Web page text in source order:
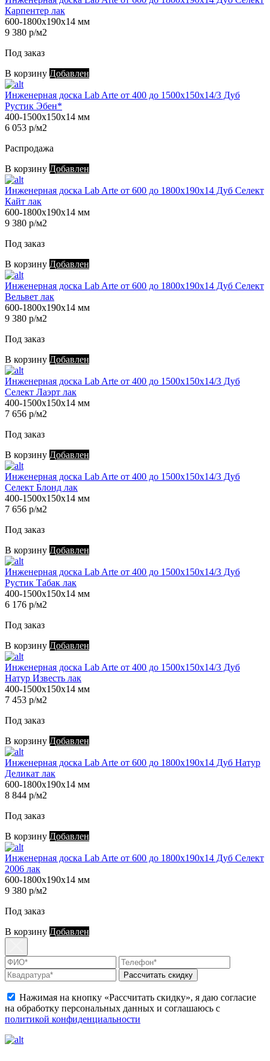
Карпентер лак
600-1800х190х14 мм
9 380 р/м2
Под заказ
В корзину Добавлен
Инженерная доска Lab Arte от 400 до 1500х150х14/3 Дуб
Рустик Эбен*
400-1500х150х14 мм
6 053 р/м2
Распродажа
В корзину Добавлен
Инженерная доска Lab Arte от 600 до 1800х190х14 Дуб Селект
Кайт лак
600-1800х190х14 мм
9 380 р/м2
Под заказ
В корзину Добавлен
Инженерная доска Lab Arte от 600 до 1800х190х14 Дуб Селект
Вельвет лак
600-1800х190х14 мм
9 380 р/м2
Под заказ
В корзину Добавлен
Инженерная доска Lab Arte от 400 до 1500х150х14/3 Дуб
Селект Лаэрт лак
400-1500х150х14 мм
7 656 р/м2
Под заказ
В корзину Добавлен
Инженерная доска Lab Arte от 400 до 1500х150х14/3 Дуб
Селект Блонд лак
400-1500х150х14 мм
7 656 р/м2
Под заказ
В корзину Добавлен
Инженерная доска Lab Arte от 400 до 1500х150х14/3 Дуб
Рустик Табак лак
400-1500х150х14 мм
6 176 р/м2
Под заказ
В корзину Добавлен
Инженерная доска Lab Arte от 400 до 1500х150х14/3 Дуб
Натур Известь лак
400-1500х150х14 мм
7 453 р/м2
Под заказ
В корзину Добавлен
Инженерная доска Lab Arte от 600 до 1800х190х14 Дуб Натур
Деликат лак
600-1800х190х14 мм
8 844 р/м2
Под заказ
В корзину Добавлен
Инженерная доска Lab Arte от 600 до 1800х190х14 Дуб Селект
2006 лак
600-1800х190х14 мм
9 380 р/м2
Под заказ
В корзину Добавлен
Рассчитать скидку
Нажимая на кнопку «Рассчитать скидку», я даю согласие
на обработку персональных данных и соглашаюсь с
политикой конфиденциальности